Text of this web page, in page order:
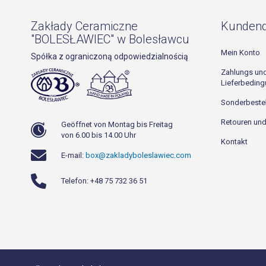
Zakłady Ceramiczne
"BOLESŁAWIEC" w Bolesławcu
Spółka z ograniczoną odpowiedzialnością
Geöffnet von Montag bis Freitag
von 6.00 bis 14.00 Uhr
E-mail: box@zakladyboleslawiec.com
Telefon: +48 75 732 36 51
Mein Konto
Zahlungs und
Retouren
Kontakt